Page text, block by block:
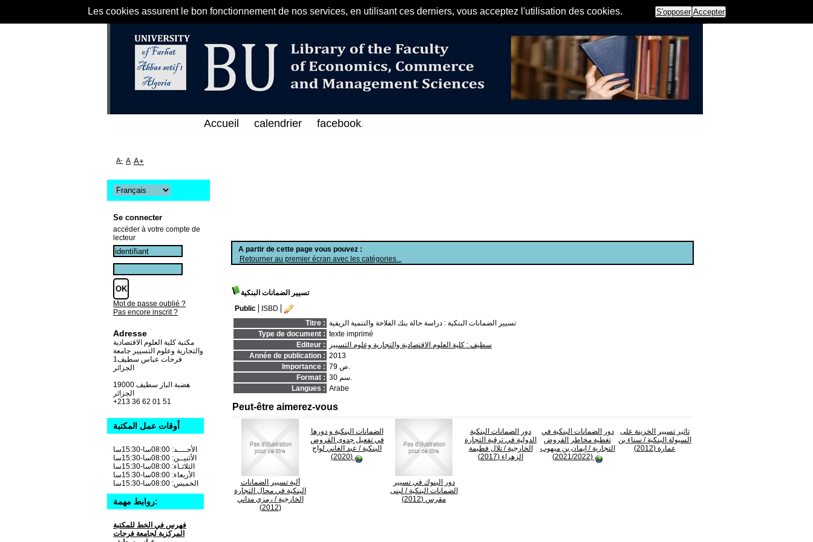
Les cookies assurent le bon fonctionnement de nos services, en utilisant ces derniers, vous acceptez l'utilisation des cookies. S'opposer Accepter
مرحبا بكم في الفهرس الإلكتروني على الخط المباشر لمكتبة كلية العلوم الاقتصادية و
A partir de cette page vous pouvez :
Retourner au premier écran avec les catégories...
تسيير الضمانات البنكية
Public
ISBD
Titre : تسيير الضمانات البنكية : دراسة حالة بنك الفلاحة والتنمية الريفية
Type de document : texte imprimé
Editeur :
سطيف : كلية العلوم الاقتصادية والتجارية وعلوم التسيير
Année de publication : 2013
Importance :
79 ص.
Format :
30 سم.
Langues : Arabe
Peut-être aimerez-vous
ألية تسيير الضمانات
البنكية في محال التجارة
الخارجية/ رمزي مداني
(2012)
الضمانات البنكية و دورها
في تفعيل جدوى القروض
البنكية/ عبد الغاني لواج
(2020)
دور البنوك في تسيير
الضمانات البنكية/ لبنى
مقرس (2012)
دور الضمانات البنكية
الدولية في ترقية التجارة
الخارجية/ تلال فطيمة
الزهراء (2017)
دور الضمانات البنكية في
تغطية مخاطر القروض
التجارية/ إيمان بن ميهوب
(2021/2022)
تاثير تسيير الخزينة على
السيولة البنكية/ سناء بن
عمارة (2012)
Accueil calendrier facebook.
A- A A+
Se connecter
accéder à votre compte de
lecteur
Mot de passe oublié ?
Pas encore inscrit ?
Adresse
مكتبة كلية العلوم الاقتصادية
والتجارية وعلوم التسيير جامعة
فرحات عباس سطيف1
الجزائر
19000 هضبة الباز سطيف
+213 36 62 01 51
أوقات عمل المكتبة
الأحــــد: 08:00سا-15:30سا
الأثنيــن: 08:00سا-15:30سا
الثلاثـاء: 08:00سا-15:30سا
الأربعاء: 08:00سا-15:30سا
الخميس: 08:00سا-15:30سا
روابط مهمة:
فهرس في الخط للمكتبة
المركزية لجامعة فرحات